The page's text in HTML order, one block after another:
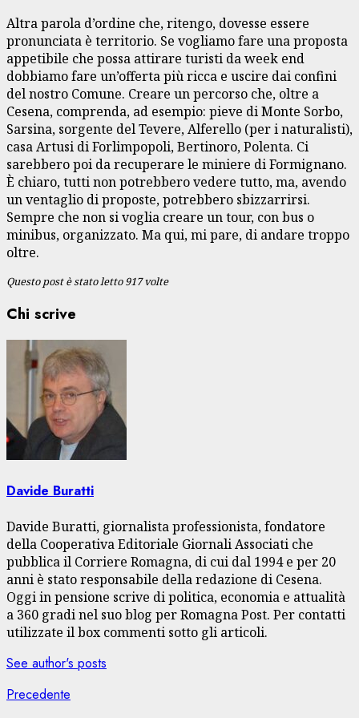
Altra parola d’ordine che, ritengo, dovesse essere
pronunciata è territorio. Se vogliamo fare una proposta
appetibile che possa attirare turisti da week end
dobbiamo fare un’offerta più ricca e uscire dai confini
del nostro Comune. Creare un percorso che, oltre a
Cesena, comprenda, ad esempio: pieve di Monte Sorbo,
Sarsina, sorgente del Tevere, Alferello (per i naturalisti),
casa Artusi di Forlimpopoli, Bertinoro, Polenta. Ci
sarebbero poi da recuperare le miniere di Formignano.
È chiaro, tutti non potrebbero vedere tutto, ma, avendo
un ventaglio di proposte, potrebbero sbizzarrirsi.
Sempre che non si voglia creare un tour, con bus o
minibus, organizzato. Ma qui, mi pare, di andare troppo
oltre.
Questo post è stato letto 917 volte
Chi scrive
Davide Buratti
Davide Buratti, giornalista professionista, fondatore
della Cooperativa Editoriale Giornali Associati che
pubblica il Corriere Romagna, di cui dal 1994 e per 20
anni è stato responsabile della redazione di Cesena.
Oggi in pensione scrive di politica, economia e attualità
a 360 gradi nel suo blog per Romagna Post. Per contatti
utilizzate il box commenti sotto gli articoli.
See author's posts
Navigazione
Precedente